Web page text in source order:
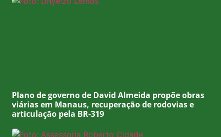
Plano de governo de David Almeida propõe obras
viárias em Manaus, recuperação de rodovias e
articulação pela BR-319